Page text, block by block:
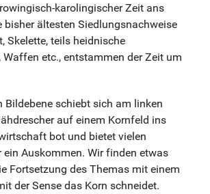
karolingischer Zeit ans
bisher ältesten Siedlungsnachweise
Skelette, teils heidnische
Waffen etc., entstammen der Zeit um
Bildebene schiebt sich am linken
auf einem Kornfeld ins
bot und bietet vielen
ein Auskommen. Wir finden etwas
Fortsetzung des Themas mit einem
der Sense das Korn schneidet.